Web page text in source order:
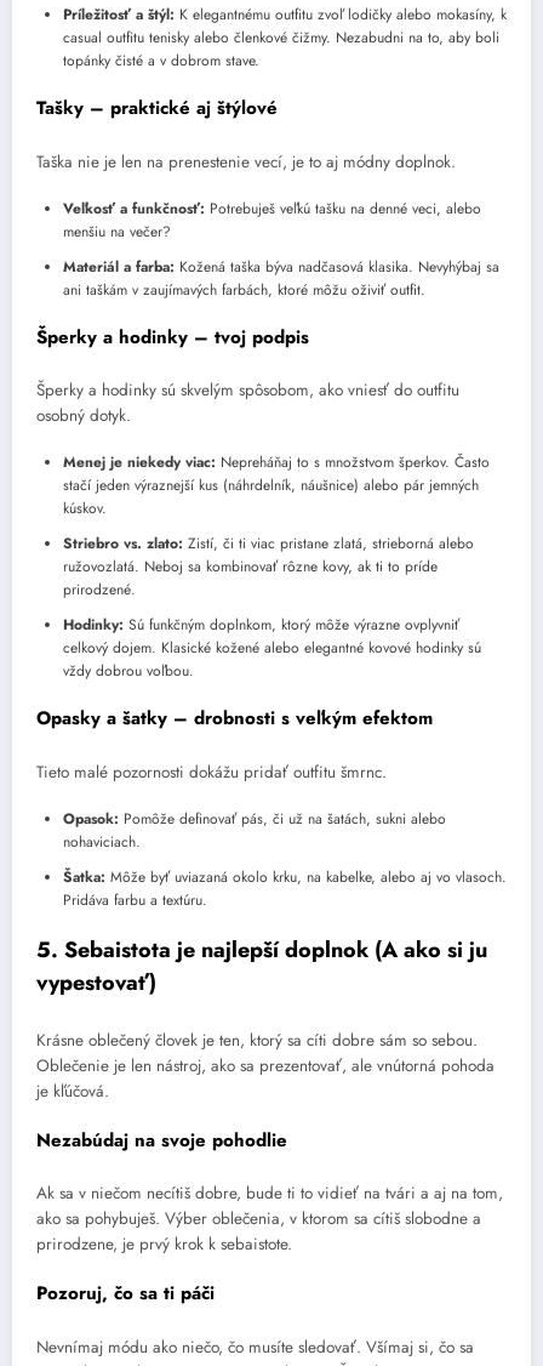
Príležitosť a štýl: K elegantnému outfitu zvoľ lodičky alebo mokasíny, k
casual outfitu tenisky alebo členkové čižmy. Nezabudni na to, aby boli
topánky čisté a v dobrom stave.
Tašky – praktické aj štýlové
Taška nie je len na prenestenie vecí, je to aj módny doplnok.
Veľkosť a funkčnosť: Potrebuješ veľkú tašku na denné veci, alebo
menšiu na večer?
Materiál a farba: Kožená taška býva nadčasová klasika. Nevyhýbaj sa
ani taškám v zaujímavých farbách, ktoré môžu oživiť outfit.
Šperky a hodinky – tvoj podpis
Šperky a hodinky sú skvelým spôsobom, ako vniesť do outfitu
osobný dotyk.
Menej je niekedy viac: Nepreháňaj to s množstvom šperkov. Často
stačí jeden výraznejší kus (náhrdelník, náušnice) alebo pár jemných
kúskov.
Striebro vs. zlato: Zistí, či ti viac pristane zlatá, strieborná alebo
ružovozlatá. Neboj sa kombinovať rôzne kovy, ak ti to príde
prirodzené.
Hodinky: Sú funkčným doplnkom, ktorý môže výrazne ovplyvniť
celkový dojem. Klasické kožené alebo elegantné kovové hodinky sú
vždy dobrou voľbou.
Opasky a šatky – drobnosti s veľkým efektom
Tieto malé pozornosti dokážu pridať outfitu šmrnc.
Opasok: Pomôže definovať pás, či už na šatách, sukni alebo
nohaviciach.
Šatka: Môže byť uviazaná okolo krku, na kabelke, alebo aj vo vlasoch.
Pridáva farbu a textúru.
5. Sebaistota je najlepší doplnok (A ako si ju
vypestovať)
Krásne oblečený človek je ten, ktorý sa cíti dobre sám so sebou.
Oblečenie je len nástroj, ako sa prezentovať, ale vnútorná pohoda
je kľúčová.
Nezabúdaj na svoje pohodlie
Ak sa v niečom necítiš dobre, bude ti to vidieť na tvári a aj na tom,
ako sa pohybuješ. Výber oblečenia, v ktorom sa cítiš slobodne a
prirodzene, je prvý krok k sebaistote.
Pozoruj, čo sa ti páči
Nevnímaj módu ako niečo, čo musíte sledovať. Všímaj si, čo sa